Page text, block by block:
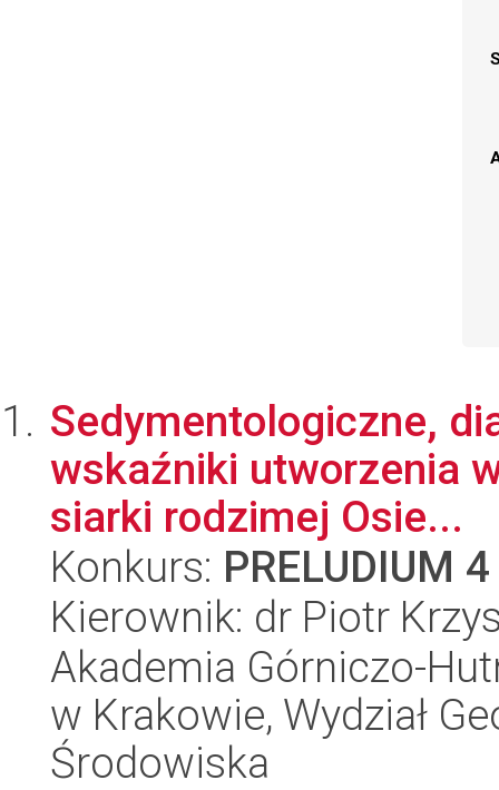
Sedymentologiczne,
wskaźniki utworzenia
siarki rodzimej Osie...
Konkurs: PRELUDIUM 4
Kierownik: dr Piotr
Akademia Górniczo-
w Krakowie, Wydział
Środowiska